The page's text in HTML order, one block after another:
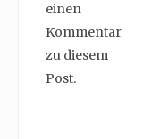
einen
Kommentar
zu diesem
Post.